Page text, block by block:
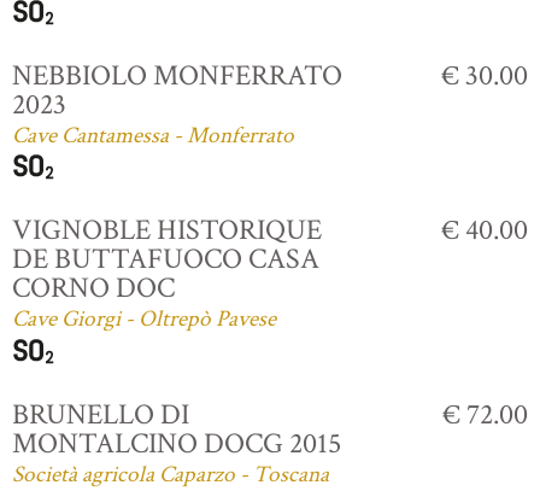
NEBBIOLO MONFERRATO
2023
Cave Cantamessa - Monferrato
€ 30.00
VIGNOBLE HISTORIQUE
DE BUTTAFUOCO CASA
CORNO DOC
Cave Giorgi - Oltrepò Pavese
€ 40.00
BRUNELLO DI
MONTALCINO DOCG 2015
Società agricola Caparzo - Toscana
€ 72.00